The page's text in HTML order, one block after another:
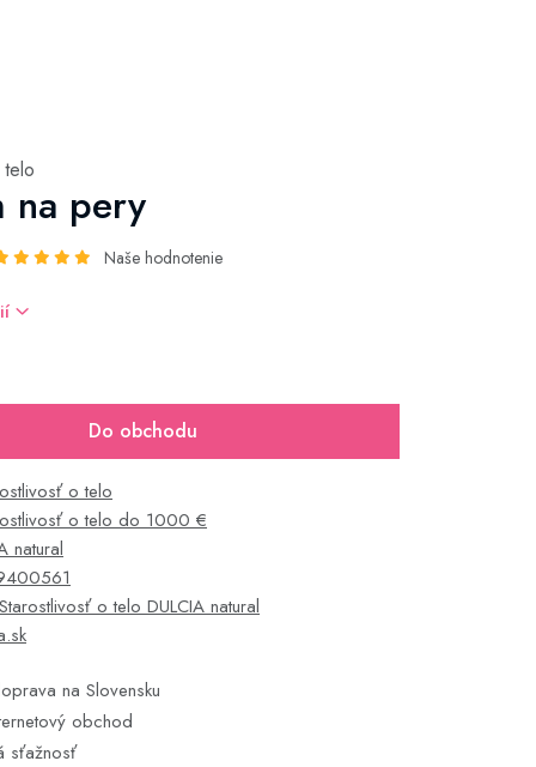
na pery
Naše hodnotenie
Do obchodu
o telo
o telo do 1000 €
natural
Starostlivosť o telo DULCIA natural
na Slovensku
obchod
sťažnosť